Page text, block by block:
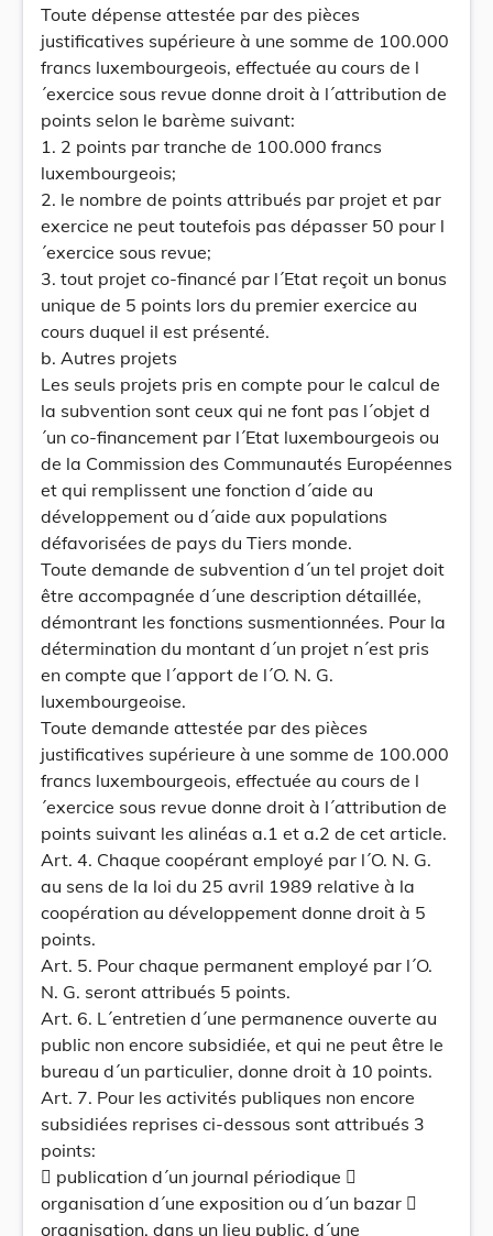
Toute dépense attestée par des pièces
justificatives supérieure à une somme de 100.000
francs luxembourgeois, effectuée au cours de l
´exercice sous revue donne droit à l´attribution de
points selon le barème suivant:
1. 2 points par tranche de 100.000 francs
luxembourgeois;
2. le nombre de points attribués par projet et par
exercice ne peut toutefois pas dépasser 50 pour l
´exercice sous revue;
3. tout projet co-financé par l´Etat reçoit un bonus
unique de 5 points lors du premier exercice au
cours duquel il est présenté.
b. Autres projets
Les seuls projets pris en compte pour le calcul de
la subvention sont ceux qui ne font pas l´objet d
´un co-financement par l´Etat luxembourgeois ou
de la Commission des Communautés Européennes
et qui remplissent une fonction d´aide au
développement ou d´aide aux populations
défavorisées de pays du Tiers monde.
Toute demande de subvention d´un tel projet doit
être accompagnée d´une description détaillée,
démontrant les fonctions susmentionnées. Pour la
détermination du montant d´un projet n´est pris
en compte que l´apport de l´O. N. G.
luxembourgeoise.
Toute demande attestée par des pièces
justificatives supérieure à une somme de 100.000
francs luxembourgeois, effectuée au cours de l
´exercice sous revue donne droit à l´attribution de
points suivant les alinéas a.1 et a.2 de cet article.
Art. 4. Chaque coopérant employé par l´O. N. G.
au sens de la loi du 25 avril 1989 relative à la
coopération au développement donne droit à 5
points.
Art. 5. Pour chaque permanent employé par l´O.
N. G. seront attribués 5 points.
Art. 6. L´entretien d´une permanence ouverte au
public non encore subsidiée, et qui ne peut être le
bureau d´un particulier, donne droit à 10 points.
Art. 7. Pour les activités publiques non encore
subsidiées reprises ci-dessous sont attribués 3
points:
 publication d´un journal périodique 
organisation d´une exposition ou d´un bazar 
organisation, dans un lieu public, d´une